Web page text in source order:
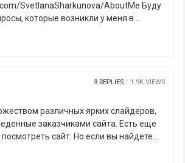
которые возникли у меня в
при просмотре страницы
3 REPLIES 1.9K VIEWS
различных ярких слайдеров,
заказчиками сайта. Есть еще
сайт. Но если вы найдете